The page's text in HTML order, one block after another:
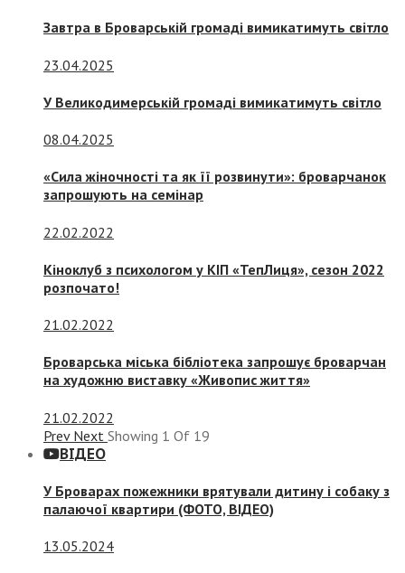
Завтра в Броварській громаді вимикатимуть світло
23.04.2025
У Великодимерській громаді вимикатимуть світло
08.04.2025
«Сила жіночності та як її розвинути»: броварчанок
запрошують на семінар
22.02.2022
Кіноклуб з психологом у КІП «ТепЛиця», сезон 2022
розпочато!
21.02.2022
Броварська міська бібліотека запрошує броварчан
на художню виставку «Живопис життя»
21.02.2022
Prev Next Showing 1 Of 19
ВІДЕО
У Броварах пожежники врятували дитину і собаку з
палаючої квартири (ФОТО, ВІДЕО)
13.05.2024